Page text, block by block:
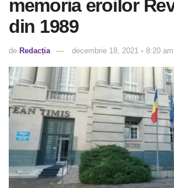
memoria eroilor
din 1989
de Redacția decembrie 18, 2021 ◦ 8:20 am